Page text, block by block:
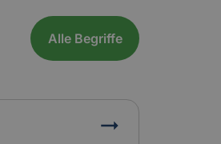
Alle Begriffe